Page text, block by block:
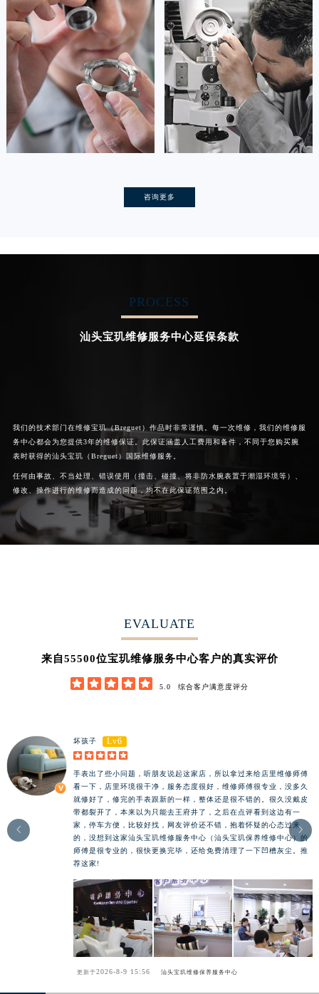
资深宝玑技师
是宝玑售后服务中心
(宝玑保养维修中心)
的高级技师之一
Tianjin Breguet Maintain center
 天津宝玑维修
资深宝玑技师
是宝玑售后服务中心
(宝玑保养维修中心)
的高级技师之一
Nanjing Breguet Maintain center
 上海宝玑保养
辛迪·克莱门特
资深宝玑技师

咨询更多
PROCESS
汕头宝玑维修服务中心延保条款
我们的技术部门在维修宝玑（Breguet）作品时非常谨慎。每一次维修，我们的维修服
务中心都会为您提供3年的维修保证。此保证涵盖人工费用和备件，不同于您购买腕
表时获得的汕头宝玑（Breguet）国际维修服务。
任何由事故、不当处理、错误使用（撞击、碰撞、将非防水腕表置于潮湿环境等）、
修改、操作进行的维修而造成的问题，均不在此保证范围之内。
EVALUATE
来自62852位宝玑维修服务中心客户的真实评价
     5.0 综合客户满意度评分
坏孩子 Lv6
    
手表出了些小问题，听朋友说起这家店，所以拿过来给店里维修师傅
看一下，店里环境很干净，服务态度很好，维修师傅很专业，没多久
就修好了，修完的手表跟新的一样，整体还是很不错的。很久没戴皮
带都裂开了，本来以为只能去王府井了，之后在点评看到这边有一
家，停车方便，比较好找，网友评价还不错，抱着怀疑的心态过来
的，没想到这家汕头宝玑维修服务中心（汕头宝玑保养维修中心）的
师傅是很专业的，很快更换完毕，还给免费清理了一下凹槽灰尘。推
荐这家!
更新于2026-8-9 15:56 汕头宝玑维修保养服务中心

